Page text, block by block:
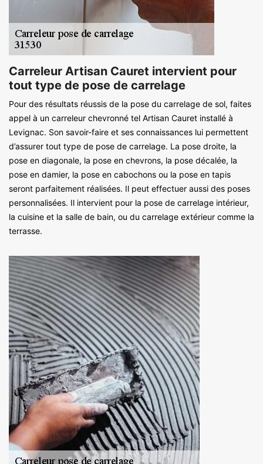
Carreleur Artisan Cauret intervient pour
tout type de pose de carrelage
Pour des résultats réussis de la pose du carrelage de sol, faites
appel à un carreleur chevronné tel Artisan Cauret installé à
Levignac. Son savoir-faire et ses connaissances lui permettent
d’assurer tout type de pose de carrelage. La pose droite, la
pose en diagonale, la pose en chevrons, la pose décalée, la
pose en damier, la pose en cabochons ou la pose en tapis
seront parfaitement réalisées. Il peut effectuer aussi des poses
personnalisées. Il intervient pour la pose de carrelage intérieur,
la cuisine et la salle de bain, ou du carrelage extérieur comme la
terrasse.